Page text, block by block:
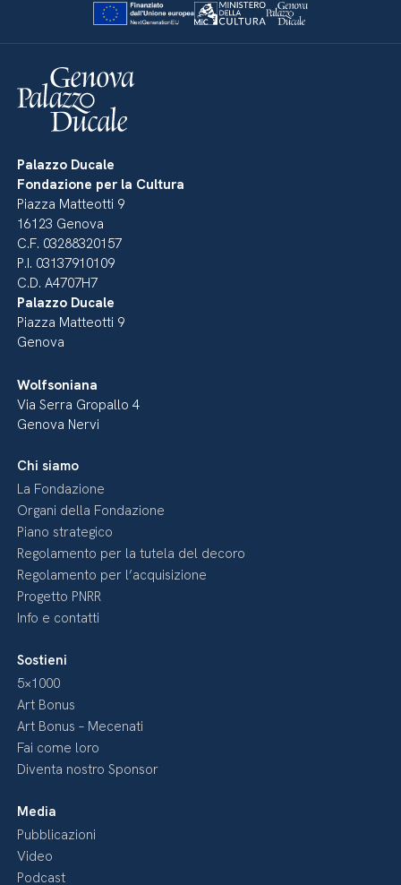
Palazzo Ducale
Fondazione per la Cultura
Piazza Matteotti 9
16123 Genova
C.F. 03288320157
P.I. 03137910109
C.D. A4707H7
Palazzo Ducale
Piazza Matteotti 9
Genova
Wolfsoniana
Via Serra Gropallo 4
Genova Nervi
Chi siamo
La Fondazione
Organi della Fondazione
Piano strategico
Regolamento per la tutela del decoro
Regolamento per l’acquisizione
Progetto PNRR
Info e contatti
Sostieni
5×1000
Art Bonus
Art Bonus – Mecenati
Fai come loro
Diventa nostro Sponsor
Media
Pubblicazioni
Video
Podcast